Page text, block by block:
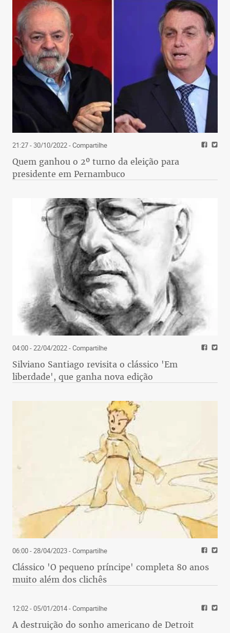
21:27 - 30/10/2022- Compartilhe
Quem ganhou o 2º turno da eleição para
presidente em Pernambuco
04:00 - 22/04/2022- Compartilhe
Silviano Santiago revisita o clássico 'Em
liberdade', que ganha nova edição
06:00 - 28/04/2023- Compartilhe
Clássico 'O pequeno príncipe' completa 80 anos
muito além dos clichês
12:02 - 05/01/2014- Compartilhe
A destruição do sonho americano de Detroit